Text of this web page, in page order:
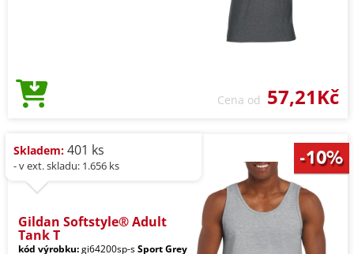
Cena od 57,21Kč
Skladem: 401 ks
- v ext. skladu: 1.656 ks
Gildan Softstyle® Adult
Tank T
kód výrobku:gi64200sp-sSport Grey